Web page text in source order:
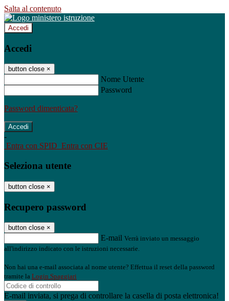
Salta al contenuto
Accedi
Accedi
button close ×
Nome Utente
Password
Password dimenticata?
-
Entra con SPID Entra con CIE
Seleziona utente
button close ×
Recupero password
button close ×
E-mail Verrà inviato un messaggio
all'indirizzo indicato con le istruzioni necessarie.
Non hai una e-mail associata al nome utente? Effettua il reset della password
tramite la Login Spaggiari
E-mail inviata, si prega di controllare la casella di posta elettronica!